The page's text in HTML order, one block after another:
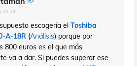
20:53
escogería el Toshiba
A-18R (Análisis) porque por
800 euros es el que más
va a dar. Si puedes superar ese